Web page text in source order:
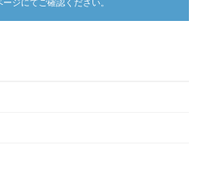
ジにてご確認ください。